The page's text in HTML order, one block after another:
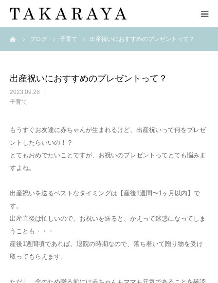
ブログ 子育て 出産祝いにおすすめのプレゼントって？
出産祝いにおすすめのプレゼントって？
2023.09.28
子育て
もうすぐお友達に赤ちゃんが生まれるけど、出産祝いって何をプレゼ
ントしたらいいの！？
とてもおめでたいことですが、お祝いのプレゼントってとても悩みま
すよね。
出産祝いを送るベストなタイミングは【産後1週間〜1ヶ月以内】で
す。
出産直後は忙しいので、お祝いを送ると、かえって迷惑になってしま
うことも・・・
産後1週間頃であれば、退院の時期なので、落ち着いて贈り物を受け
取ってもらえます。
HOME
ブランド
zuppa di zucca